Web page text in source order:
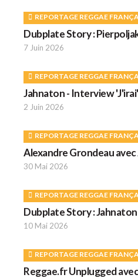
REPORTAGE REGGAE
Dubplate Story :
7 Juin 2026
REPORTAGE REGGAE
Jahnaton - Interview 'J'irai'
2 Juin 2026
REPORTAGE REGGAE
Alexandre Grondeau avec
30 Mai 2026
REPORTAGE REGGAE
Dubplate Story :
10 Mai 2026
REPORTAGE REGGAE
Reggae.fr Unplugged